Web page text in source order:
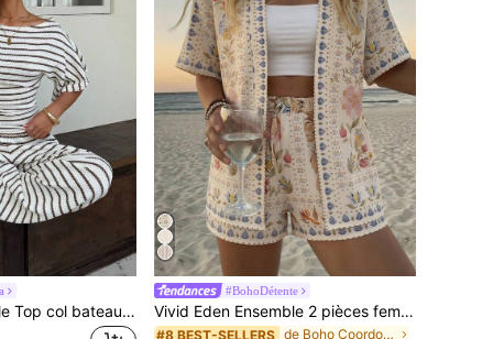
Muchica Ensemble Top col bateau et pantalon rayé en tricot marron pour femmes
#BohoDétente
Vivid Eden Ensemble 2 pièces femme, chemise kimono à manches courtes et imprimé floral, et short, pour vacances
#8 BEST-SELLERS de Boho Coordonnées féminines